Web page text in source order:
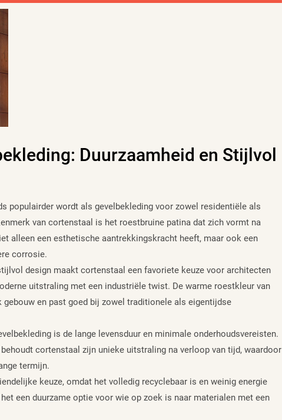
Duurzaamheid en Stijlvol
populairder wordt als gevelbekleding voor zowel residentiële als
van cortenstaal is het roestbruine patina dat zich vormt na
alleen een esthetische aantrekkingskracht heeft, maar ook een
corrosie.
design maakt cortenstaal een favoriete keuze voor architecten
uitstraling met een industriële twist. De warme roestkleur van
en past goed bij zowel traditionele als eigentijdse
is de lange levensduur en minimale onderhoudsvereisten.
cortenstaal zijn unieke uitstraling na verloop van tijd, waardoor
termijn.
keuze, omdat het volledig recyclebaar is en weinig energie
een duurzame optie voor wie op zoek is naar materialen met een